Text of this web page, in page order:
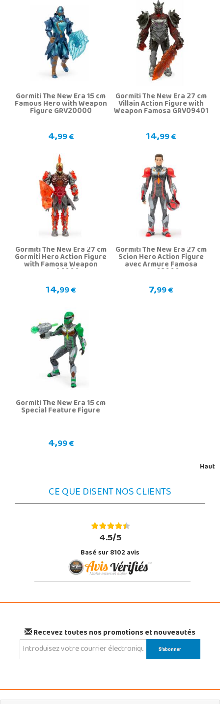
Gormiti The New Era 15 cm
Famous Hero with Weapon
Figure GRV20000
4,99 €
Gormiti The New Era 27 cm
Villain Action Figure with
Weapon Famosa GRV09401
14,99 €
Gormiti The New Era 27 cm
Gormiti Hero Action Figure
with Famosa Weapon
GRV06000
14,99 €
Gormiti The New Era 27 cm
Scion Hero Action Figure
avec Armure Famosa
GRV03000
7,99 €
Gormiti The New Era 15 cm
Special Feature Figure
4,99 €
Haut
CE QUE DISENT NOS CLIENTS
4.5/5
Basé sur 8102 avis
Recevez toutes nos promotions et nouveautés